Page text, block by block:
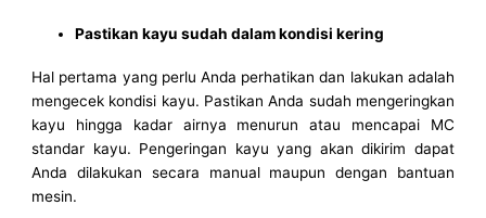
Pastikan kayu sudah dalam kondisi kering
Hal pertama yang perlu Anda perhatikan dan lakukan adalah
mengecek kondisi kayu. Pastikan Anda sudah mengeringkan
kayu hingga kadar airnya menurun atau mencapai MC
standar kayu. Pengeringan kayu yang akan dikirim dapat
Anda dilakukan secara manual maupun dengan bantuan
mesin.